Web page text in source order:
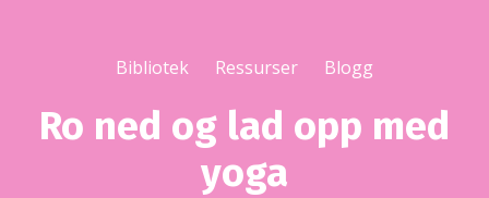
Bibliotek Ressurser Blogg
Ro ned og lad opp med
yoga